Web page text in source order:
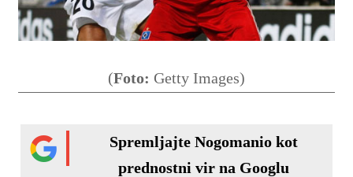
(Foto: Getty Images)
Spremljajte Nogomanio kot
prednostni vir na Googlu